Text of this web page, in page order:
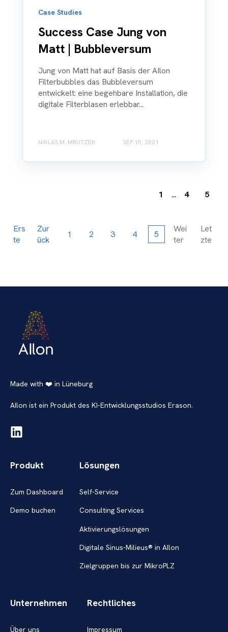
Case Studies
Success Case Jung von
Matt | Bubbleversum
Jung von Matt hat auf Basis der AIlon
Filterbubbles das Bubbleversum
entwickelt: eine begehbare Installation, die
digitale Filterblasen erlebbar...
NIKLAS M. MRUTZEK SEP 15, 2021
1 ... 4 5
Ers
te
Zur
ück
1 2 3 4 5
Wei
ter
Let
zte
Made with ❤️ in Lüneburg
AIlon ist ein Produkt des KI-Entwicklungsstudios Erason.
Produkt
Zum Dashboard
Demo buchen
Lösungen
Self-Service
Consulting Services
Aktivierungslösungen
Digitale Sinus-Milieus® in AIlon
Zielgruppen bis zur MikroPLZ
Unternehmen
Über uns
Rechtliches
Impressum